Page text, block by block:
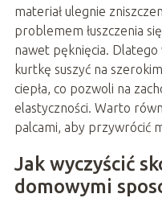
materiał ulegnie
problemem łuszczenia
nawet pęknięcia. Dlatego
kurtkę suszyć na
ciepła, co pozwoli na
elastyczności. Warto
palcami, aby przywrócić
Jak wyczyścić
domowymi